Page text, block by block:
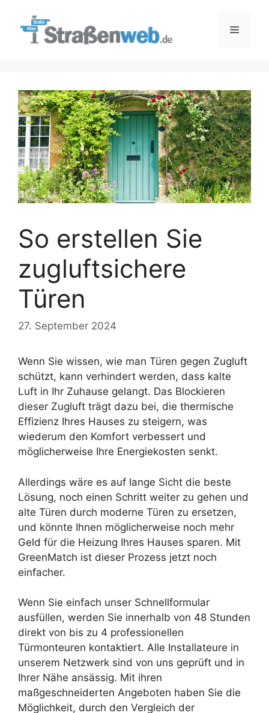
Menü
So erstellen Sie
zugluftsichere
Türen
27. September 2024
Wenn Sie wissen, wie man Türen gegen Zugluft
schützt, kann verhindert werden, dass kalte
Luft in Ihr Zuhause gelangt. Das Blockieren
dieser Zugluft trägt dazu bei, die thermische
Effizienz Ihres Hauses zu steigern, was
wiederum den Komfort verbessert und
möglicherweise Ihre Energiekosten senkt.
Allerdings wäre es auf lange Sicht die beste
Lösung, noch einen Schritt weiter zu gehen und
alte Türen durch moderne Türen zu ersetzen,
und könnte Ihnen möglicherweise noch mehr
Geld für die Heizung Ihres Hauses sparen. Mit
GreenMatch ist dieser Prozess jetzt noch
einfacher.
Wenn Sie einfach unser Schnellformular
ausfüllen, werden Sie innerhalb von 48 Stunden
direkt von bis zu 4 professionellen
Türmonteuren kontaktiert. Alle Installateure in
unserem Netzwerk sind von uns geprüft und in
Ihrer Nähe ansässig. Mit ihren
maßgeschneiderten Angeboten haben Sie die
Möglichkeit, durch den Vergleich der